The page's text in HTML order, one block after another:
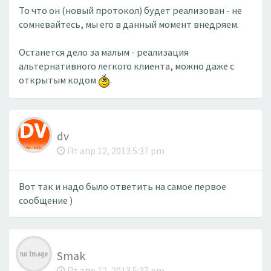
То что он (новый протокол) будет реализован - не
сомневайтесь, мы его в данный момент внедряем.
Останется дело за малым - реализация
альтернативного легкого клиента, можно даже с
открытым кодом
.
dv
Пт апр 12, 2013 5:37 pm
Вот так и надо было ответить на самое первое
сообщение )​
Smak